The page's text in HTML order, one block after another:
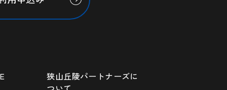
狭山丘陵パートナーズに